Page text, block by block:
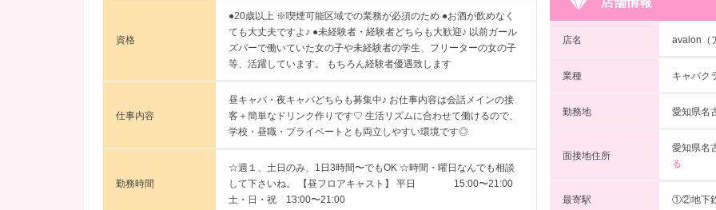
資格
●20歳以上 ※喫煙可能区域での業務が必須のため ●お酒が飲めなく
ても大丈夫ですよ♪ ●未経験者・経験者どちらも大歓迎♪ 以前ガール
ズバーで働いていた女の子や未経験者の学生、フリーターの女の子
等、活躍しています。 もちろん経験者優遇致します
仕事内容
昼キャバ・夜キャバどちらも募集中♪ お仕事内容は会話メインの接
客＋簡単なドリンク作りです♡ 生活リズムに合わせて働けるので、
学校・昼職・プライベートとも両立しやすい環境です◎
勤務時間
☆週１、土日のみ、1日3時間〜でもOK ☆時間・曜日なんでも相談
して下さいね。 【昼フロアキャスト】 平日 15:00〜21:00
土・日・祝 13:00〜21:00
店名 avalon（
業種 キャバク
勤務地 愛知県名
面接地住所
愛知県名
る
最寄駅 ①②地下